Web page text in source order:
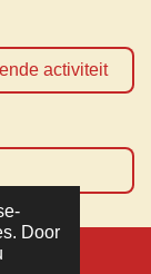
Door
activiteit